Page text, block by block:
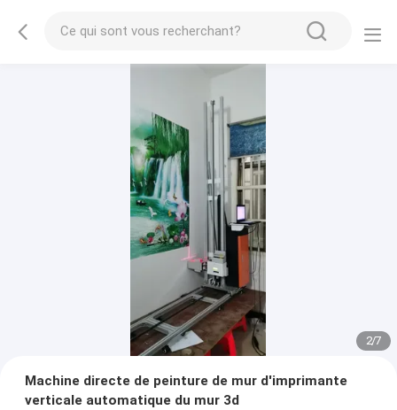
2/7
Machine directe de peinture de mur d'imprimante
verticale automatique du mur 3d